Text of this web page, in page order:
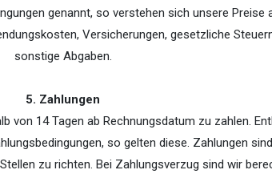
genannt, so verstehen sich unsere Preise
Versicherungen, gesetzliche
sonstige Abgaben.
5. Zahlungen
von 14 Tagen ab Rechnungsdatum zu zahlen.
so gelten diese. Zahlungen
zu richten. Bei Zahlungsverzug sind wir